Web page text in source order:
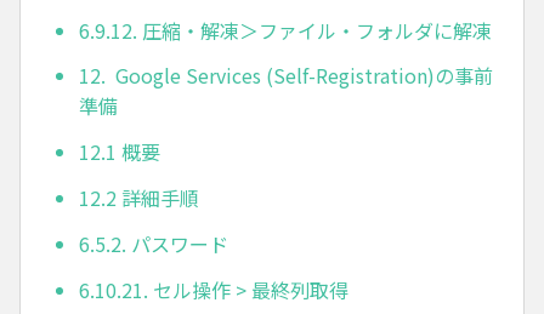
6.9.12. 圧縮・解凍＞ファイル・フォルダに解凍
12. Google Services (Self-Registration)の事前
準備
12.1 概要
12.2 詳細手順
6.5.2. パスワード
6.10.21. セル操作 > 最終列取得